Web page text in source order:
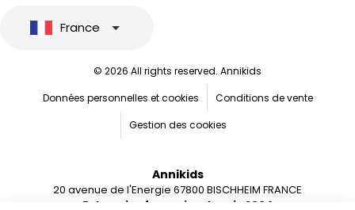
France
© 2026 All rights reserved. Annikids
Données personnelles et cookies
Conditions de vente
Gestion des cookies
Annikids
20 avenue de l'Energie 67800 BISCHHEIM FRANCE
Entreprise française depuis 2004